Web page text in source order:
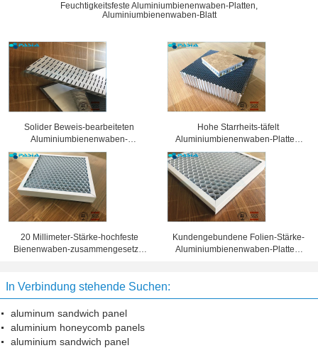
Feuchtigkeitsfeste Aluminiumbienenwaben-Platten,
Aluminiumbienenwaben-Blatt
Solider Beweis-bearbeiteten
Aluminiumbienenwaben-
Sandwich-Platten
Oberflächenbehandlung
Hohe Starrheits-täfelt
Aluminiumbienenwaben-Platten,
Wabenkern 25 Millimeter Stärke-
20 Millimeter-Stärke-hochfeste
Bienenwaben-zusammengesetzte
Kundengebundene Folien-Stärke-
Aluminiumbienenwaben-Platten,
In Verbindung stehende Suchen:
aluminum sandwich panel
aluminium honeycomb panels
aluminium sandwich panel